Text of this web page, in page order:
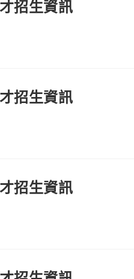
招生資訊
招生資訊
招生資訊